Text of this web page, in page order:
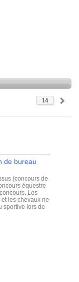
14
de bureau
(concours de
équestre
Les
les chevaux ne
sportive lors de